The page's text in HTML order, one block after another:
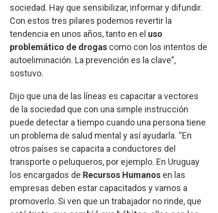
sociedad. Hay que sensibilizar, informar y difundir.
Con estos tres pilares podemos revertir la
tendencia en unos años, tanto en el uso
problemático de drogas como con los intentos de
autoeliminación. La prevención es la clave”,
sostuvo.
Dijo que una de las líneas es capacitar a vectores
de la sociedad que con una simple instrucción
puede detectar a tiempo cuando una persona tiene
un problema de salud mental y así ayudarla. “En
otros países se capacita a conductores del
transporte o peluqueros, por ejemplo. En Uruguay
los encargados de Recursos Humanos en las
empresas deben estar capacitados y vamos a
promoverlo. Si ven que un trabajador no rinde, que